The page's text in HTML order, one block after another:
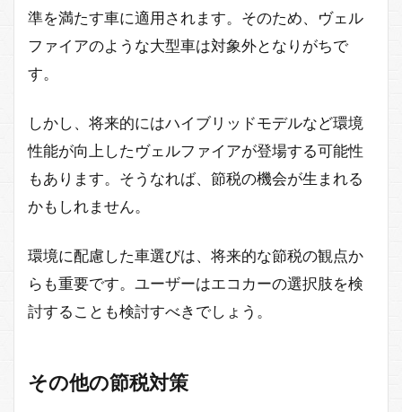
準を満たす車に適用されます。そのため、ヴェル
ファイアのような大型車は対象外となりがちで
す。
しかし、将来的にはハイブリッドモデルなど環境
性能が向上したヴェルファイアが登場する可能性
もあります。そうなれば、節税の機会が生まれる
かもしれません。
環境に配慮した車選びは、将来的な節税の観点か
らも重要です。ユーザーはエコカーの選択肢を検
討することも検討すべきでしょう。
その他の節税対策